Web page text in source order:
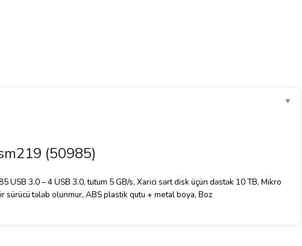
▼
(50985)
USB 3.0 – 4 USB 3.0, tutum 5 GB/s, Xarici sərt disk üçün dəstək 10 TB, Mikro
sürücü tələb olunmur, ABS plastik qutu + metal boya, Boz